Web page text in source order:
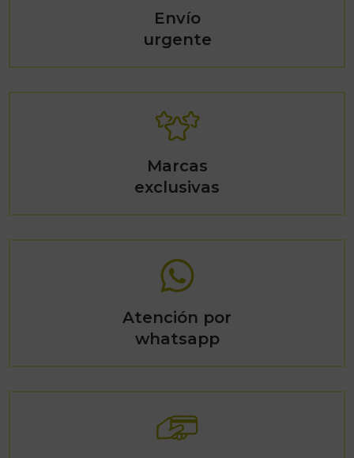
Envío
urgente
Marcas
exclusivas
Atención por
whatsapp